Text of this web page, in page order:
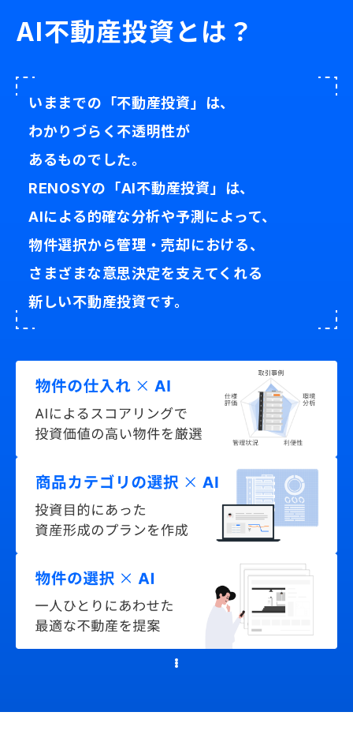
AI不動産投資とは？
いままでの「不動産投資」は、
わかりづらく不透明性が
あるものでした。
RENOSYの「AI不動産投資」は、
AIによる的確な分析や予測によって、
物件選択から管理・売却における、
さまざまな意思決定を支えてくれる
新しい不動産投資です。